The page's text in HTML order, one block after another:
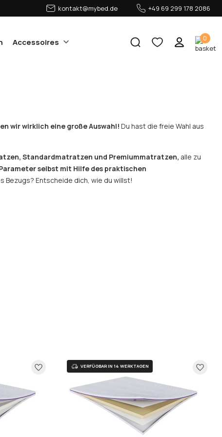
kontakt@mybed.de +49 69 299 178 2086
Accessoires 0
wir wirklich eine große Auswahl! Du hast die freie Wahl aus
Standardmatratzen und Premiummatratzen, alle zu
selbst mit Hilfe des praktischen
Bezugs? Entscheide dich, wie du willst!